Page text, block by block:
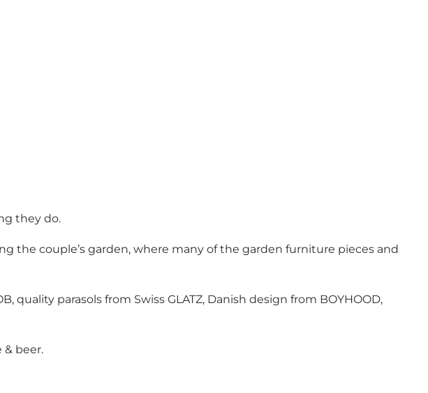
they do.
the couple’s garden, where many of the garden furniture pieces and
parasols from Swiss GLATZ, Danish design from BOYHOOD,
& beer.